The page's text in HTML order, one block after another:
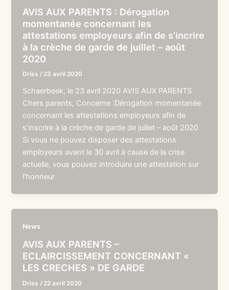
AVIS AUX PARENTS : Dérogation
momentanée concernant les
attestations employeurs afin de s’incrire
à la crèche de garde de juillet – août
2020
Driss / 23 avril 2020
Schaerbeek, le 23 avril 2020 AVIS AUX PARENTS
Chers parents, Concerne :Dérogation momentanée
concernant les attestations employeurs afin de
s’inscrire à la crèche de garde de juillet – août 2020
Si vous ne pouvez disposer des attestations
employeurs avant le 30 avril à cause de la crise
actuelle, vous pouvez introduire une attestation sur
l’honneur
News
AVIS AUX PARENTS –
ECLAIRCISSEMENT CONCERNANT «
LES CRECHES » DE GARDE
Driss / 22 avril 2020